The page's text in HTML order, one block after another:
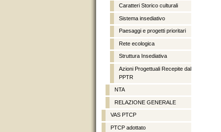
Caratteri Storico culturali
Sistema insediativo
Paesaggi e progetti prioritari
Rete ecologica
Struttura Insediativa
Azioni Progettuali Recepite dal
PPTR
NTA
RELAZIONE GENERALE
VAS PTCP
PTCP adottato